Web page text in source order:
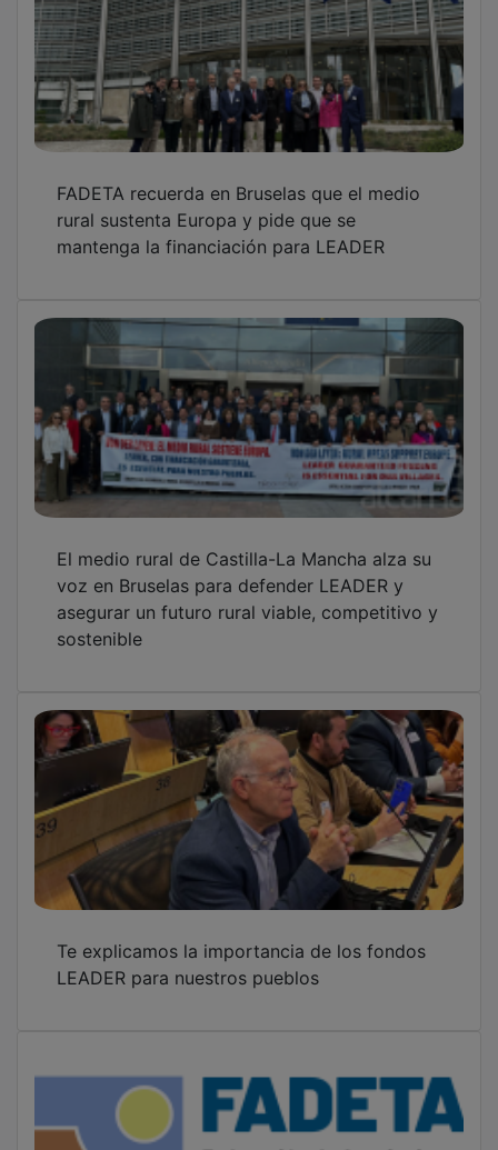
rural sustenta Europa y pide que se
mantenga la financiación para LEADER
voz en Bruselas para defender LEADER y
asegurar un futuro rural viable, competitivo y
sostenible
LEADER para nuestros pueblos